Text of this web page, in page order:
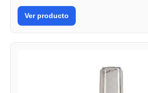
Ver producto